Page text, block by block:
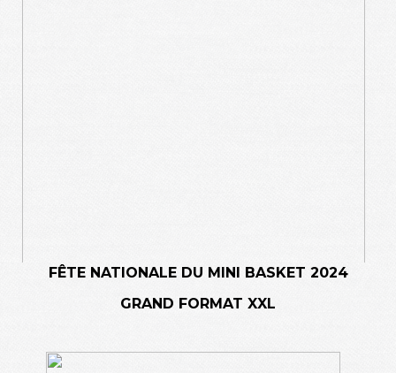
FÊTE NATIONALE DU MINI BASKET 2024
GRAND FORMAT XXL